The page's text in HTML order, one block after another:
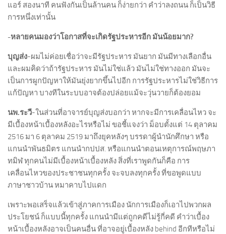
แอร์ สองนาที คนฟังกันเป็นล้านคน ก็ง่ายกว่า คำว่าลงถนน ก็เป็นวิธี
การหนึ่งเท่านั้น
-หลายคนมองว่าโอกาสที่จะเกิดรัฐประหารอีก มันน้อยมาก?
บุญส่ง-ผมไม่ค่อยเชื่อว่าจะมีรัฐประหาร มันยาก มันมีทางเลือกอื่น
และผมคิดว่าถ้ารัฐประหาร มันไม่ใช่แล้ว มันไม่ใช่ทางออก มันจะ
เป็นการผูกปัญหาให้มันยุ่งยากขึ้นไปอีก การรัฐประหารไม่ใช่วิธีการ
แก้ปัญหา บางทีในระบบอาจต้องปล่อยแม้จะวุ่นวายก็ต้องยอม
นพ.ระวี-ในส่วนที่อาจารย์บุญส่งบอกว่า หากจะมีการเคลื่อนไหว จะ
มีเบื้องหน้าเบื้องหลังอะไรหรือไม่ ขอชี้แจงว่า ม็อบตั้งแต่ 14 ตุลาคม
2516 มา 6 ตุลาคม 2519 มาถึงยุคหลังๆ บรรดาผู้นำนักศึกษา หรือ
แกนนำพันธมิตร แกนนำกปปส. หรือแกนนำตอนเหตุการณ์พฤษภา
ทมิฬ ทุกคนไม่มีเบื้องหน้าเบื้องหลัง สิ่งที่เราพูดกันก็คือ การ
เคลื่อนไหวของประชาชนทุกครั้ง จะจบลงทุกครั้ง ที่ขอพูดแบบ
ภาษาชาวบ้าน หมาคาบไปแดก
เพราะพอเสร็จแล้วเข้าสู่ภาคการเมือง นักการเมืองก็เอาไปพวกผล
ประโยชน์ ก็แบบนี้ทุกครั้ง แกนนำมีแต่ถูกคดีไม่รู้กี่คดี คำว่าเบื้อง
หน้าเบื้องหลังอาจเป็นคนอื่น ที่อาจอยู่เบื้องหลัง behind อีกทีหรือไม่